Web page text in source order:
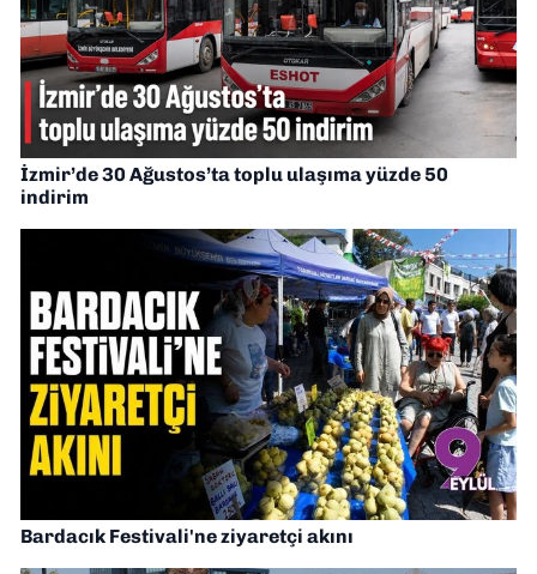
İzmir’de 30 Ağustos’ta toplu ulaşıma yüzde 50
indirim
Bardacık Festivali'ne ziyaretçi akını